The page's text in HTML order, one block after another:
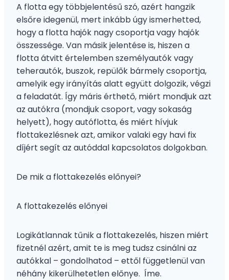
A flotta egy többjelentésű szó, azért hangzik
elsőre idegenül, mert inkább úgy ismerhetted,
hogy a flotta hajók nagy csoportja vagy hajók
összessége. Van másik jelentése is, hiszen a
flotta átvitt értelemben személyautók vagy
teherautók, buszok, repülők bármely csoportja,
amelyik egy irányítás alatt együtt dolgozik, végzi
a feladatát. Így máris érthető, miért mondjuk azt
az autókra (mondjuk csoport, vagy sokaság
helyett), hogy autóflotta, és miért hívjuk
flottakezlésnek azt, amikor valaki egy havi fix
díjért segít az autóddal kapcsolatos dolgokban.
De mik a flottakezelés előnyei?
A flottakezelés előnyei
Logikátlannak tűnik a flottakezelés, hiszen miért
fizetnél azért, amit te is meg tudsz csinálni az
autókkal – gondolhatod – ettől függetlenül van
néhány kikerülhetetlen előnye. Íme.